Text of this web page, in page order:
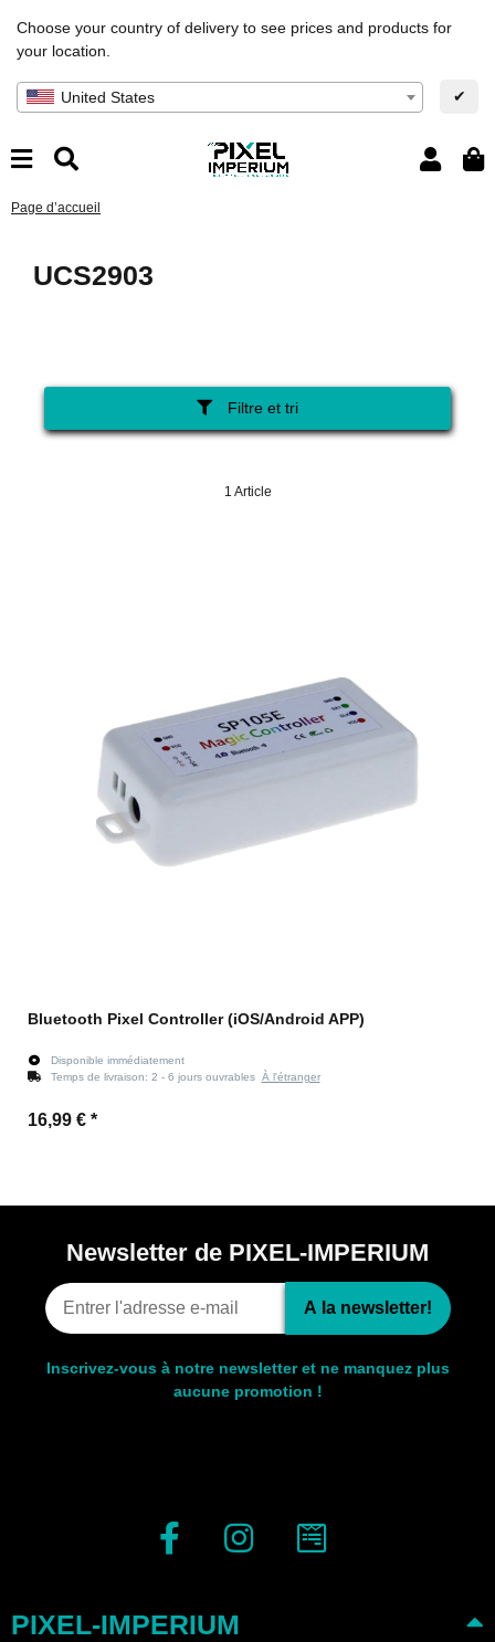
Choose your country of delivery to see prices and products for
your location.
United States ✔
Page d’accueil
UCS2903
Filtre et tri
1 Article
Bluetooth Pixel Controller (iOS/Android APP)
Disponible immédiatement
Temps de livraison: 2 - 6 jours ouvrables À l'étranger
16,99 € *
Newsletter de PIXEL-IMPERIUM
A la newsletter!
Inscrivez-vous à notre newsletter et ne manquez plus
aucune promotion !
PIXEL-IMPERIUM